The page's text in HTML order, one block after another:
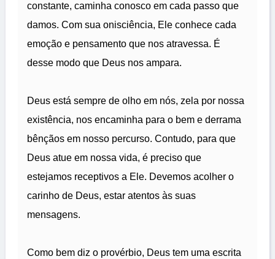
constante, caminha conosco em cada passo que
damos. Com sua onisciência, Ele conhece cada
emoção e pensamento que nos atravessa. É
desse modo que Deus nos ampara.
Deus está sempre de olho em nós, zela por nossa
existência, nos encaminha para o bem e derrama
bênçãos em nosso percurso. Contudo, para que
Deus atue em nossa vida, é preciso que
estejamos receptivos a Ele. Devemos acolher o
carinho de Deus, estar atentos às suas
mensagens.
Como bem diz o provérbio, Deus tem uma escrita